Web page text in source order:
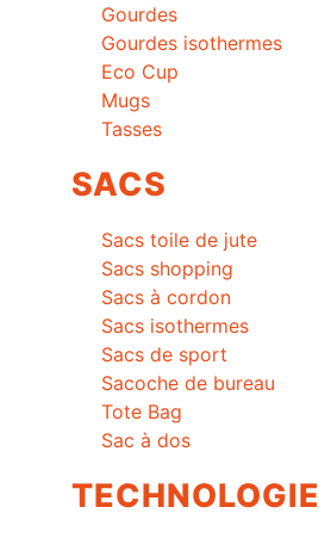
Gourdes
Gourdes isothermes
Eco Cup
Mugs
Tasses
SACS
Sacs toile de jute
Sacs shopping
Sacs à cordon
Sacs isothermes
Sacs de sport
Sacoche de bureau
Tote Bag
Sac à dos
TECHNOLOGIE